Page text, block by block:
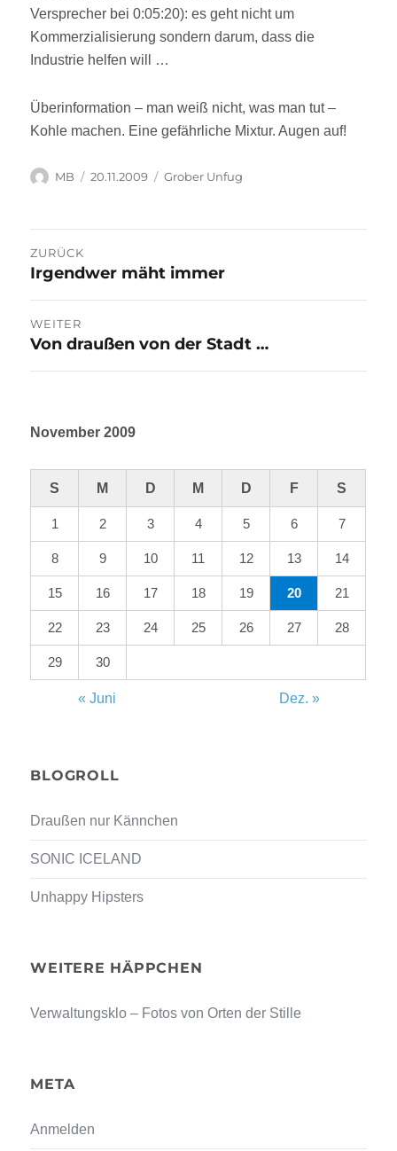
Versprecher bei 0:05:20): es geht nicht um
Kommerzialisierung sondern darum, dass die
Industrie helfen will …
Überinformation – man weiß nicht, was man tut –
Kohle machen. Eine gefährliche Mixtur. Augen auf!
Autor
MB
Veröffentlicht
20.11.2009 Kategorien
Grober Unfug
Beitragsnavigation
ZURÜCK
Vorheriger
Beitrag:
Irgendwer mäht immer
WEITER
Nächster
Beitrag:
Von draußen von der Stadt …
November 2009
S M D M D F S
1 2 3 4 5 6 7
8 9 10 11 12 13 14
15 16 17 18 19 20 21
22 23 24 25 26 27 28
29 30
« Juni Dez. »
BLOGROLL
Draußen nur Kännchen
SONIC ICELAND
Unhappy Hipsters
WEITERE HÄPPCHEN
Verwaltungsklo – Fotos von Orten der Stille
META
Anmelden